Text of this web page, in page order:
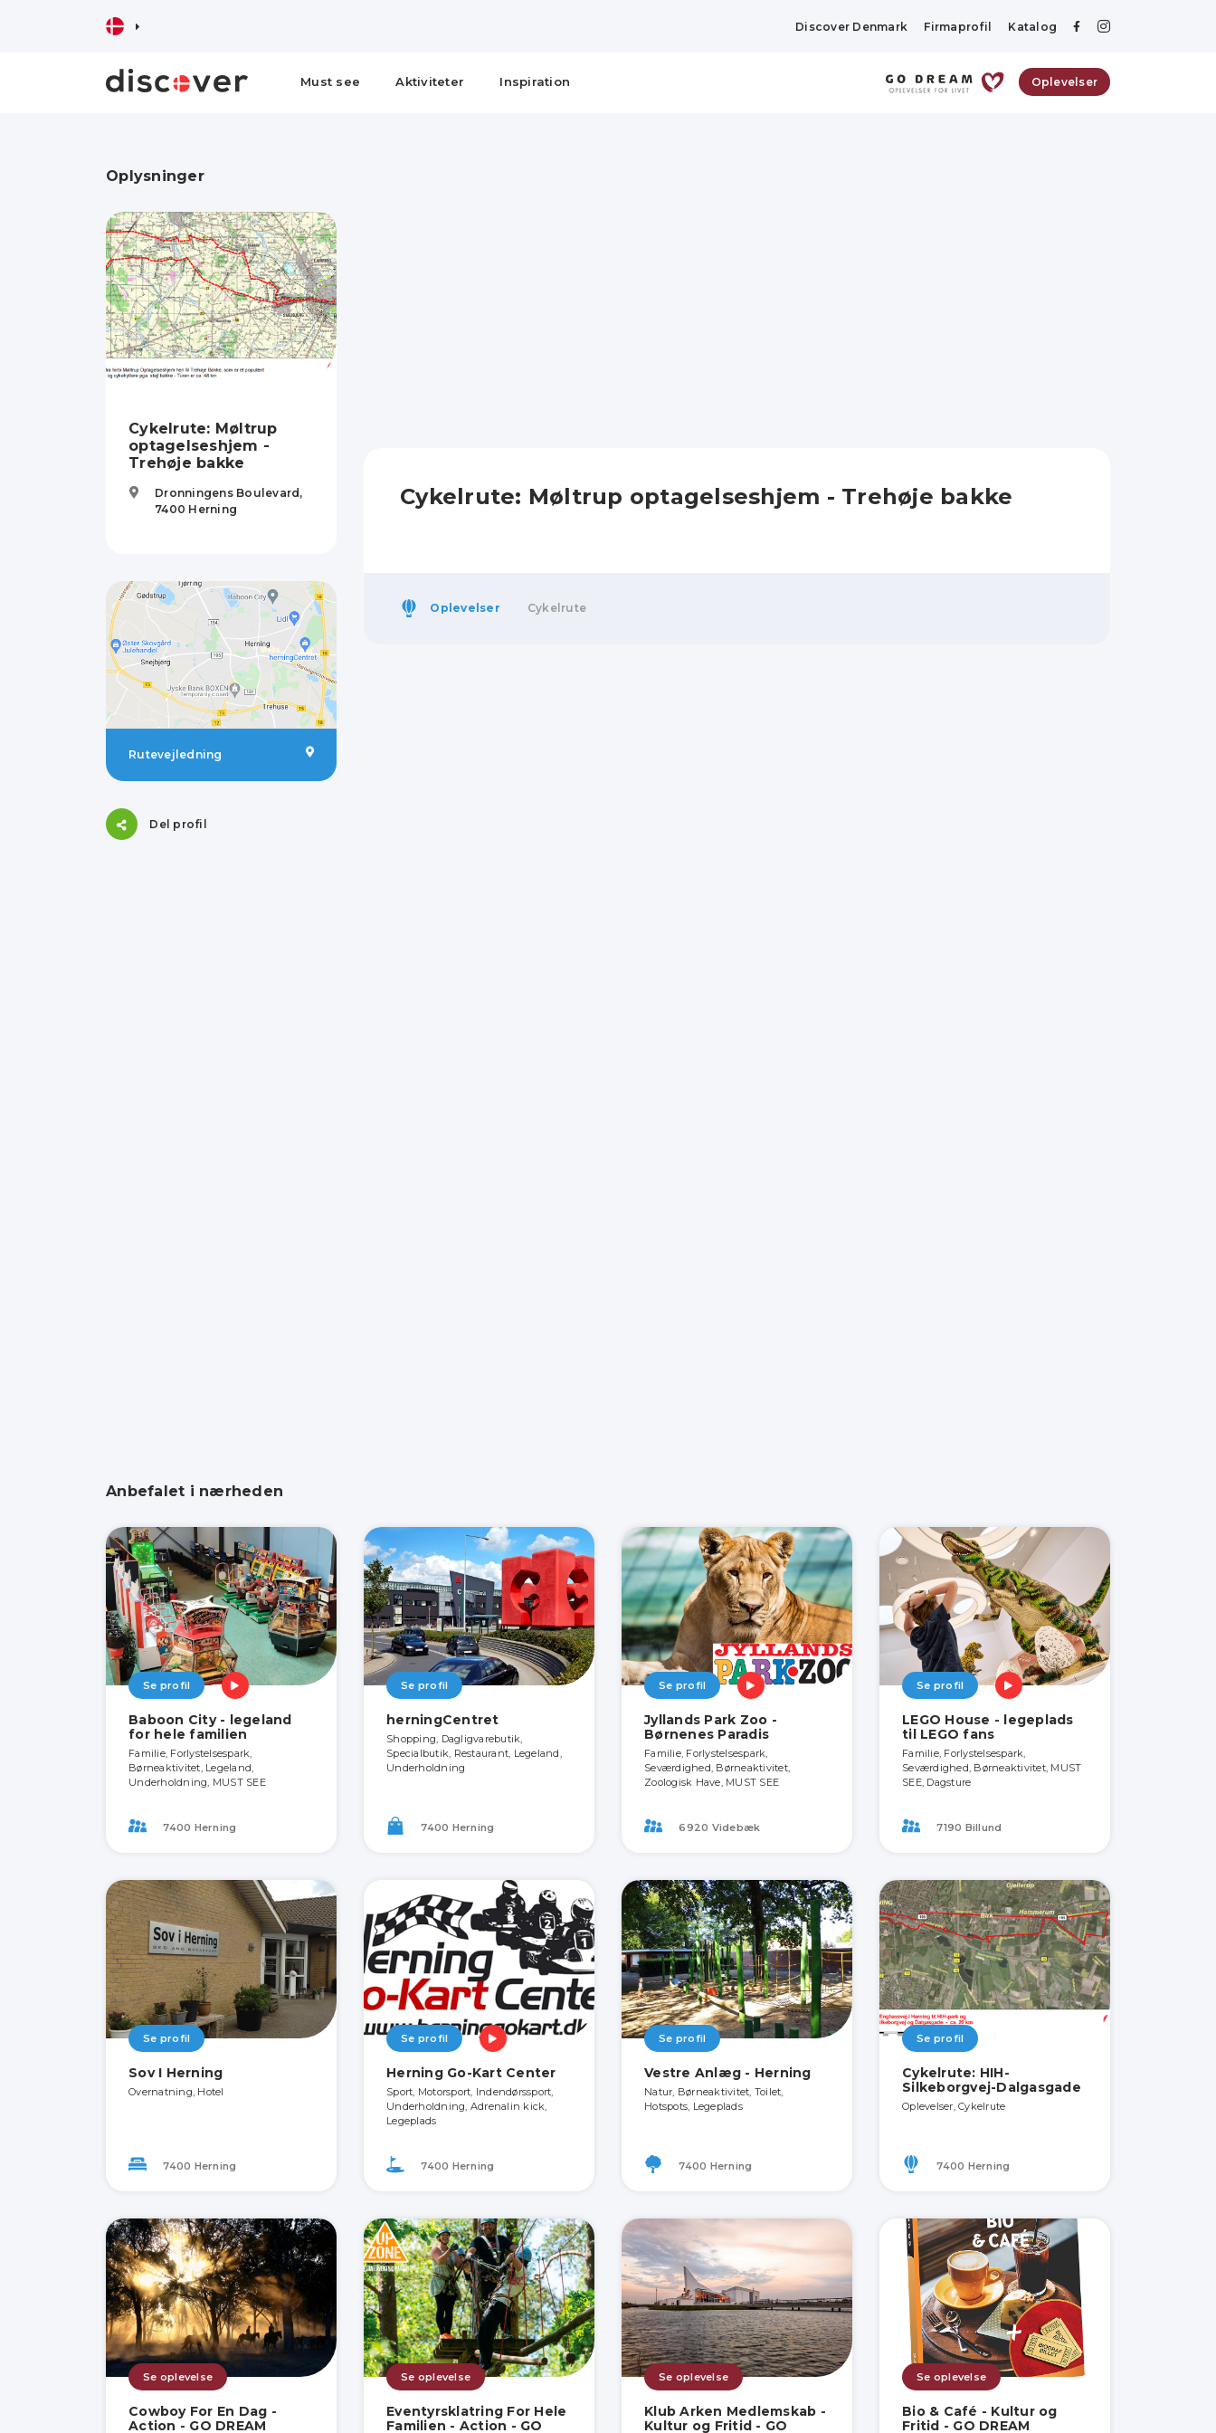
Discover Denmark Firmaprofil Katalog
Must see Aktiviteter Inspiration Oplevelser
Oplysninger
Cykelrute: Møltrup
optagelseshjem -
Trehøje bakke
Dronningens Boulevard,
7400 Herning
Rutevejledning
Del profil
Cykelrute: Møltrup optagelseshjem - Trehøje bakke
Oplevelser Cykelrute
Anbefalet i nærheden
Se profil
Baboon City - legeland
for hele familien
Familie, Forlystelsespark,
Børneaktivitet, Legeland,
Underholdning, MUST SEE
7400 Herning
Se profil
herningCentret
Shopping, Dagligvarebutik,
Specialbutik, Restaurant, Legeland,
Underholdning
7400 Herning
Se profil
Jyllands Park Zoo -
Børnenes Paradis
Familie, Forlystelsespark,
Seværdighed, Børneaktivitet,
Zoologisk Have, MUST SEE
6920 Videbæk
Se profil
LEGO House - legeplads
til LEGO fans
Familie, Forlystelsespark,
Seværdighed, Børneaktivitet, MUST
SEE, Dagsture
7190 Billund
Se profil
Sov I Herning
Overnatning, Hotel
7400 Herning
Se profil
Herning Go-Kart Center
Sport, Motorsport, Indendørssport,
Underholdning, Adrenalin kick,
Legeplads
7400 Herning
Se profil
Vestre Anlæg - Herning
Natur, Børneaktivitet, Toilet,
Hotspots, Legeplads
7400 Herning
Se profil
Cykelrute: HIH-
Silkeborgvej-Dalgasgade
Oplevelser, Cykelrute
7400 Herning
Se oplevelse
Cowboy For En Dag -
Action - GO DREAM
Se oplevelse
Eventyrsklatring For Hele
Familien - Action - GO
Se oplevelse
Klub Arken Medlemskab -
Kultur og Fritid - GO
Se oplevelse
Bio & Café - Kultur og
Fritid - GO DREAM